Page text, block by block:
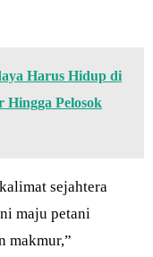
Harus Hidup di
Hingga Pelosok
sejahtera
maju petani
makmur,”